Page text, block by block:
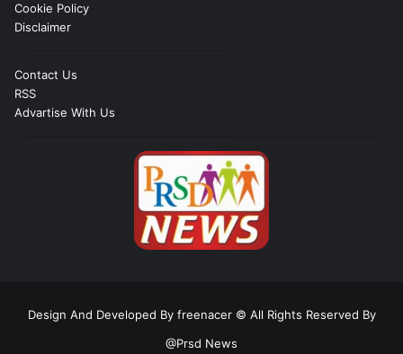
Cookie Policy
Disclaimer
Contact Us
RSS
Advartise With Us
Design And Developed By freenacer © All Rights Reserved By
@Prsd News